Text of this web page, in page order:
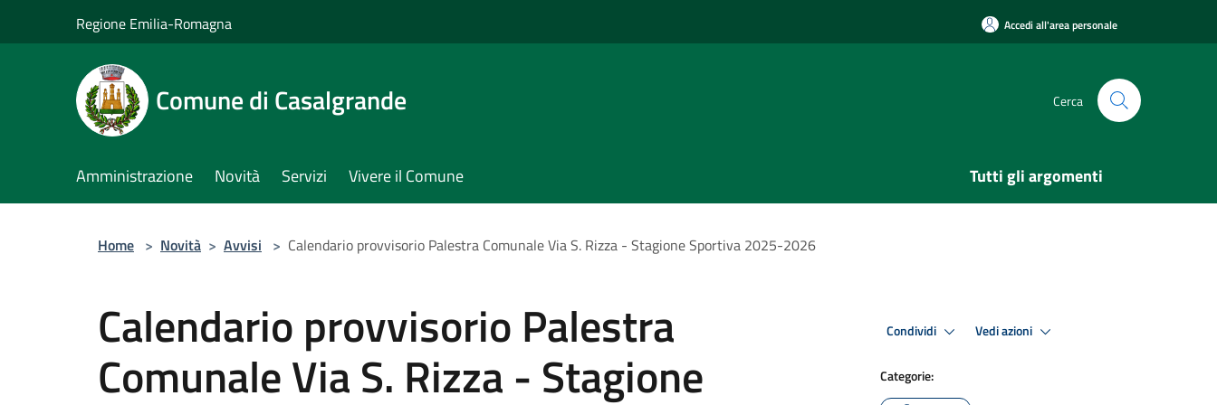
Regione Emilia-Romagna Accedi all'area personale
Comune di Casalgrande Cerca
Amministrazione Novità Servizi Vivere il Comune Tutti gli argomenti
Home > Novità > Avvisi > Calendario provvisorio Palestra Comunale Via S. Rizza - Stagione Sportiva 2025-2026
Calendario provvisorio Palestra
Comunale Via S. Rizza - Stagione
Condividi Vedi azioni
Categorie: